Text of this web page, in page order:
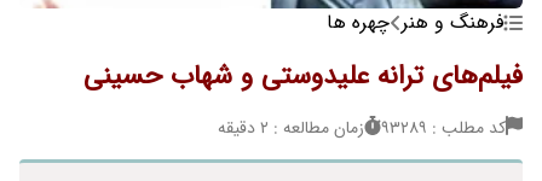
فرهنگ و هنر چهره ها
فیلم‌های ترانه علیدوستی و شهاب حسینی
کد مطلب : 93289 زمان مطالعه : 2 دقیقه